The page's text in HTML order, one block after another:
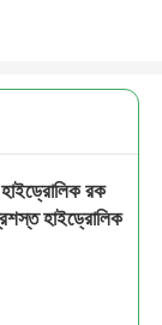
রক
হাইড্রোলিক